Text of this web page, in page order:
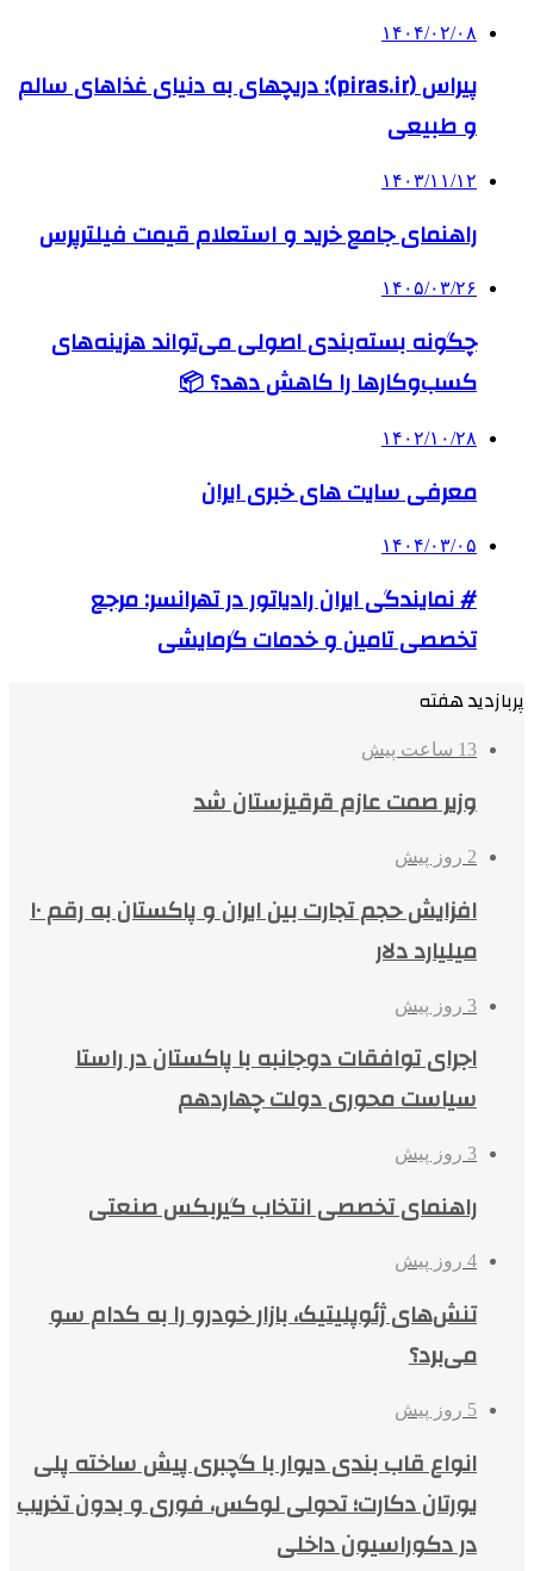
۱۴۰۴/۰۲/۰۸
پیراس (piras.ir): دریچهای به دنیای غذاهای سالم
و طبیعی
۱۴۰۳/۱۱/۱۲
راهنمای جامع خرید و استعلام قیمت فیلترپرس
۱۴۰۵/۰۳/۲۶
چگونه بسته‌بندی اصولی می‌تواند هزینه‌های
کسب‌وکارها را کاهش دهد؟ 📦
۱۴۰۲/۱۰/۲۸
معرفی سایت های خبری ایران
۱۴۰۴/۰۳/۰۵
# نمایندگی ایران رادیاتور در تهرانسر: مرجع
تخصصی تامین و خدمات گرمایشی
پربازدید هفته
13 ساعت پیش
وزیر صمت عازم قرقیزستان شد
2 روز پیش
افزایش حجم تجارت بین ایران و پاکستان به رقم ۱۰
میلیارد دلار
3 روز پیش
اجرای توافقات دوجانبه با پاکستان در راستا
سیاست محوری دولت چهاردهم
3 روز پیش
راهنمای تخصصی انتخاب گیربکس صنعتی
4 روز پیش
تنش‌های ژئوپلیتیک، بازار خودرو را به کدام سو
می‌برد؟
5 روز پیش
انواع قاب بندی دیوار با گچبری پیش ساخته پلی
یورتان دکارت؛ تحولی لوکس، فوری و بدون تخریب
در دکوراسیون داخلی